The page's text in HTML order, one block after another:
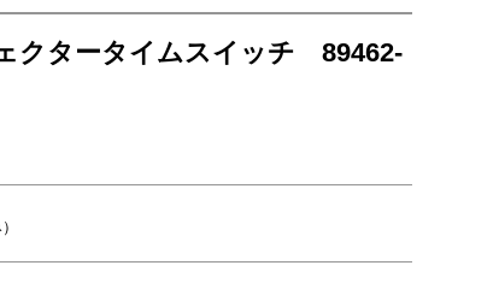
クタータイムスイッチ 89462-